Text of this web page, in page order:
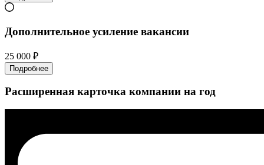
Дополнительное усиление вакансии
25 000 ₽
Подробнее
Расширенная карточка компании на год